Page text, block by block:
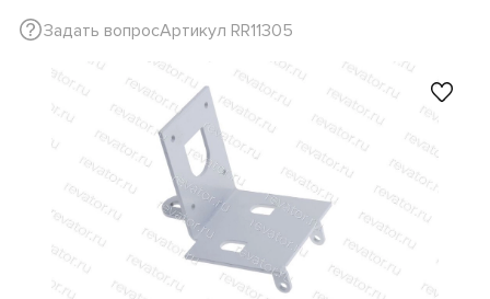
Задать вопросАртикул RR11305